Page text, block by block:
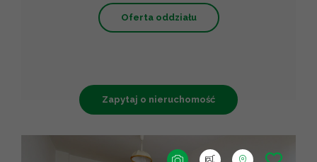
Oferta oddziału
Zapytaj o nieruchomość